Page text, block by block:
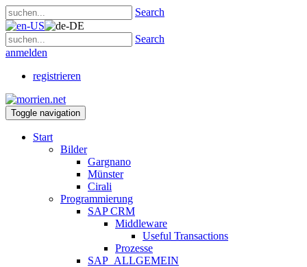
Search
Search
anmelden
registrieren
Toggle navigation
Start
Bilder
Gargnano
Münster
Cirali
Programmierung
SAP CRM
Middleware
Useful Transactions
Prozesse
SAP_ALLGEMEIN